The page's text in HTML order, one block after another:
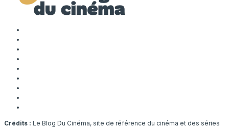
Crédits : Le Blog Du Cinéma, site de référence du cinéma et des séries